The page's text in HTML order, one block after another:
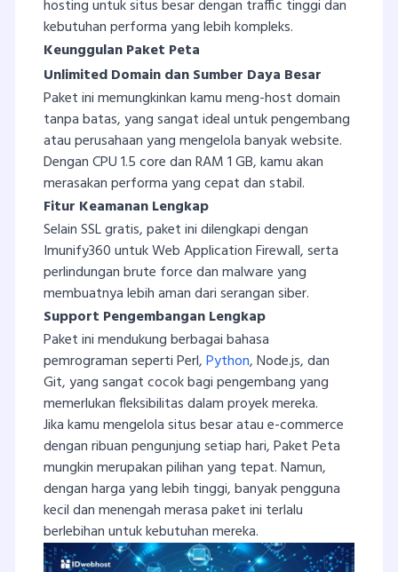
hosting untuk situs besar dengan traffic tinggi dan
kebutuhan performa yang lebih kompleks.
Keunggulan Paket Peta
Unlimited Domain dan Sumber Daya Besar
Paket ini memungkinkan kamu meng-host domain
tanpa batas, yang sangat ideal untuk pengembang
atau perusahaan yang mengelola banyak website.
Dengan CPU 1.5 core dan RAM 1 GB, kamu akan
merasakan performa yang cepat dan stabil.
Fitur Keamanan Lengkap
Selain SSL gratis, paket ini dilengkapi dengan
Imunify360 untuk Web Application Firewall, serta
perlindungan brute force dan malware yang
membuatnya lebih aman dari serangan siber.
Support Pengembangan Lengkap
Paket ini mendukung berbagai bahasa
pemrograman seperti Perl,Python, Node.js, dan
Git, yang sangat cocok bagi pengembang yang
memerlukan fleksibilitas dalam proyek mereka.
Jika kamu mengelola situs besar atau e-commerce
dengan ribuan pengunjung setiap hari, Paket Peta
mungkin merupakan pilihan yang tepat. Namun,
dengan harga yang lebih tinggi, banyak pengguna
kecil dan menengah merasa paket ini terlalu
berlebihan untuk kebutuhan mereka.